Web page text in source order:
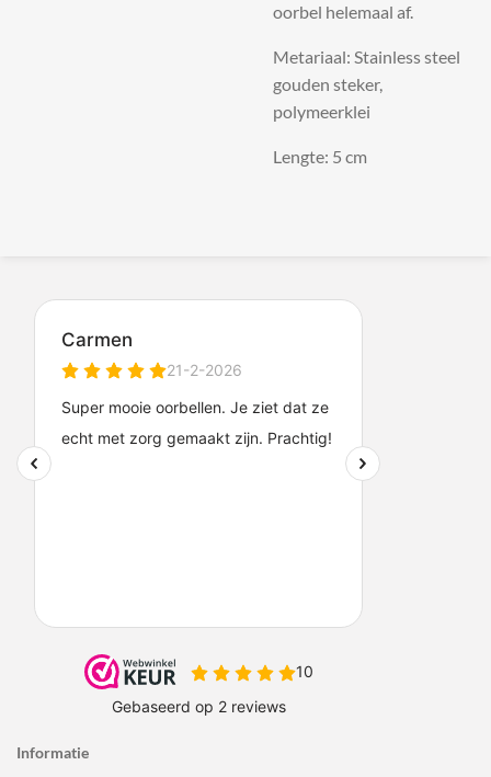
oorbel helemaal af.
Metariaal: Stainless steel
gouden steker,
polymeerklei
Lengte: 5 cm
Informatie